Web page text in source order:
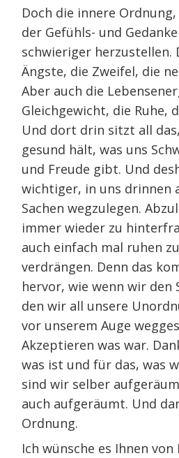
Doch die innere
der Gefühls- und
schwieriger herzustellen.
Ängste, die Zweifel, die
Aber auch die
Gleichgewicht, die Ruhe,
Und dort drin sitzt all
gesund hält, was uns
und Freude gibt. Und
wichtiger, in uns drinnen
Sachen wegzulegen.
immer wieder zu
auch einfach mal ruhen
verdrängen. Denn das
hervor, wie wenn wir den
den wir all unsere
vor unserem Auge
Akzeptieren was war.
was ist und für das, was
sind wir selber
auch aufgeräumt. Und
Ordnung.
Ich wünsche es Ihnen von